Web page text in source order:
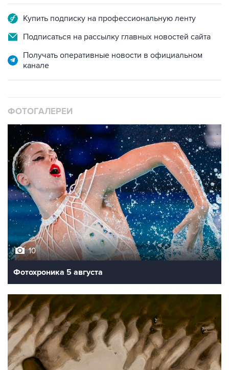
Купить подписку на профессиональную ленту
Подписаться на рассылку главных новостей сайта
Получать оперативные новости в официальном
канале
ФОТОГАЛЕРЕИ
10
Фотохроника 5 августа